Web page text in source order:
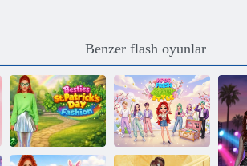
Benzer flash oyunlar